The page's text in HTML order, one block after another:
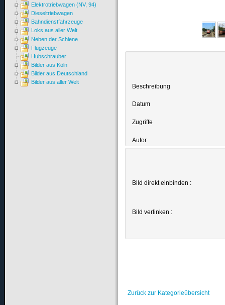
Beschreibung
Datum
Zugriffe
Autor
Bild direkt einbinden :
Bild verlinken :
Zurück zur Kategorieübersicht
Elektrotriebwagen (NV, 94)
Dieseltriebwagen
Bahndienstfahrzeuge
Loks aus aller Welt
Neben der Schiene
Flugzeuge
Hubschrauber
Bilder aus Köln
Bilder aus Deutschland
Bilder aus aller Welt